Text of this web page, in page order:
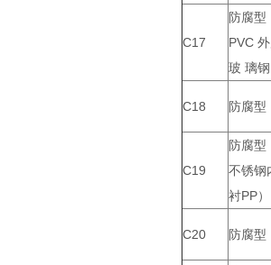
C17
防腐型
PVC
玻 璃
C18 防腐型
C19
防腐型
不锈钢
衬PP）
C20 防腐型